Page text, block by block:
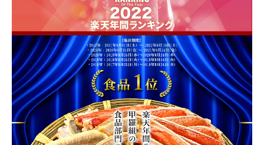
種類を選んで下さい
【A】一番人気の定番品
700g
在庫切れ
—